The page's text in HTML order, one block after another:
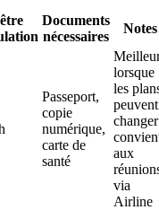
Documents
nécessaires
Notes
Passeport,
copie
numérique,
carte de
santé
lorsque
les
peuvent
aux
via
Airline